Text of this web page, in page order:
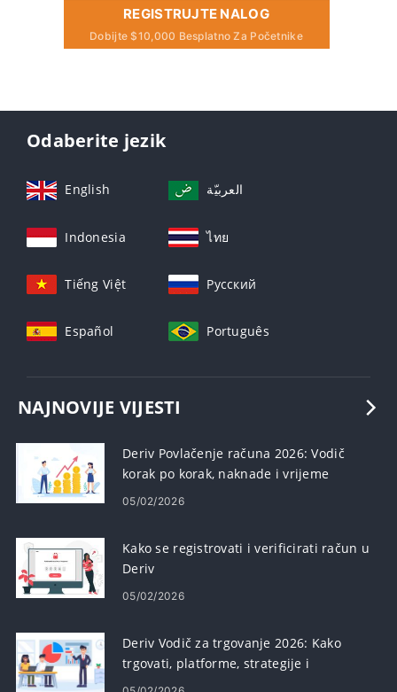
REGISTRUJTE NALOG
Dobijte $10,000 Besplatno Za Početnike
Odaberite jezik
English العربيّة
Indonesia ไทย
Tiếng Việt Русский
Español Português
NAJNOVIJE VIJESTI
Deriv Povlačenje računa 2026: Vodič
korak po korak, naknade i vrijeme
obrade
05/02/2026
Kako se registrovati i verificirati račun u
Deriv
05/02/2026
Deriv Vodič za trgovanje 2026: Kako
trgovati, platforme, strategije i
upravljanje rizikom